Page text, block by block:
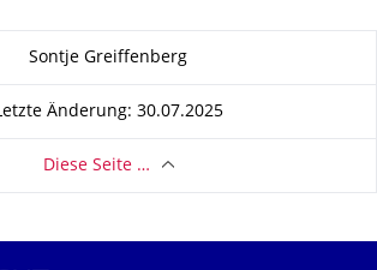
Sontje Greiffenberg
Letzte Änderung: 30.07.2025
Diese Seite …